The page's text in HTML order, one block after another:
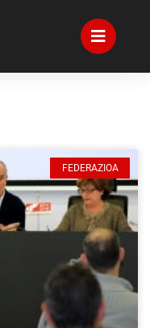
FEDERAZIOA